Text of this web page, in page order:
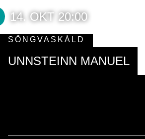
14. OKT 20:00
UNNSTEINN MANUEL
SÖNGVASKÁLD